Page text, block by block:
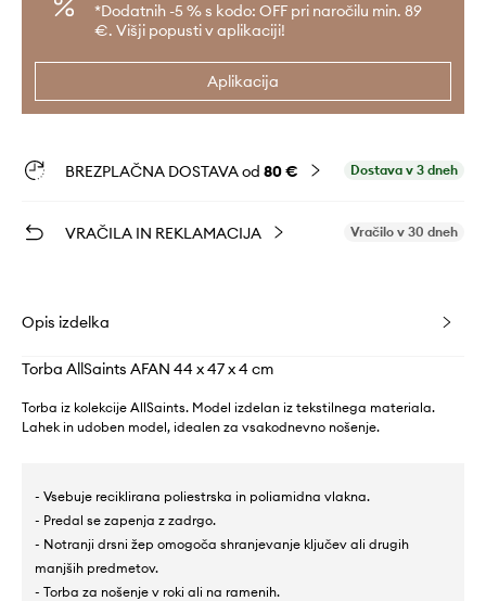
*Dodatnih -5 % s kodo: OFF pri naročilu min. 89
€. Višji popusti v aplikaciji!
Aplikacija
BREZPLAČNA DOSTAVA od 80 € Dostava v 3 dneh
VRAČILA IN REKLAMACIJA Vračilo v 30 dneh
Opis izdelka
Torba AllSaints AFAN 44 x 47 x 4 cm
Torba iz kolekcije AllSaints. Model izdelan iz tekstilnega materiala.
Lahek in udoben model, idealen za vsakodnevno nošenje.
- Vsebuje reciklirana poliestrska in poliamidna vlakna.
- Predal se zapenja z zadrgo.
- Notranji drsni žep omogoča shranjevanje ključev ali drugih
manjših predmetov.
- Torba za nošenje v roki ali na ramenih.